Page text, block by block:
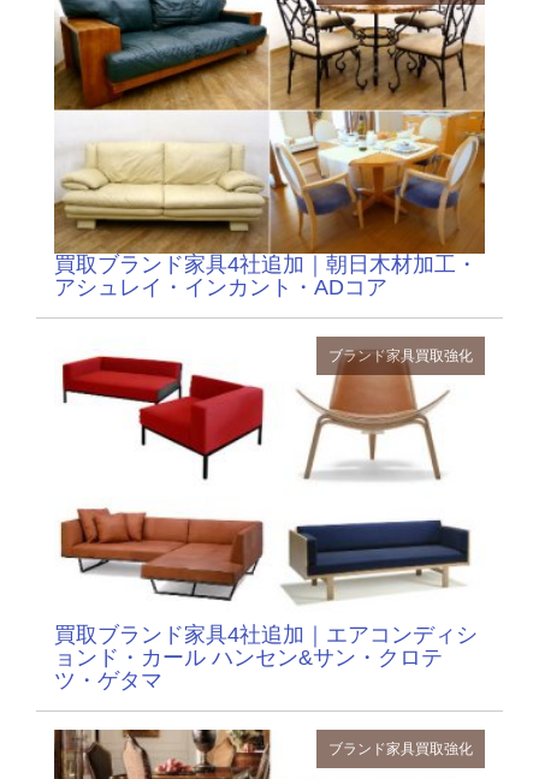
買取ブランド家具4社追加｜朝日木材加工・
アシュレイ・インカント・ADコア
ブランド家具買取強化
買取ブランド家具4社追加｜エアコンディシ
ョンド・カール ハンセン&サン・クロテ
ツ・ゲタマ
ブランド家具買取強化